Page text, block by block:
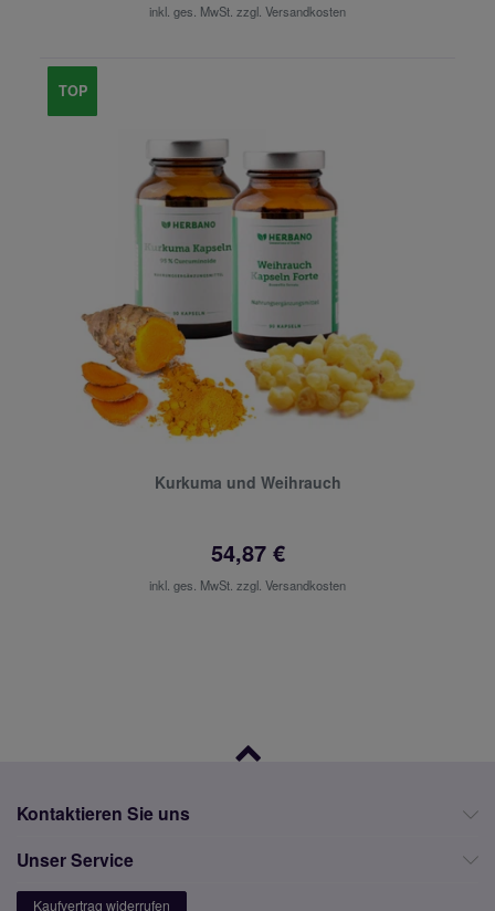
inkl. ges. MwSt. zzgl. Versandkosten
TOP
Kurkuma und Weihrauch
54,87 €
inkl. ges. MwSt. zzgl. Versandkosten
Kontaktieren Sie uns
Unser Service
Kaufvertrag widerrufen